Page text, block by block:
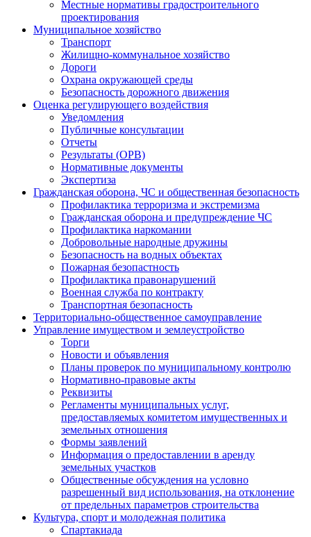
Местные нормативы градостроительного
проектирования
Муниципальное хозяйство
Транспорт
Жилищно-коммунальное хозяйство
Дороги
Охрана окружающей среды
Безопасность дорожного движения
Оценка регулирующего воздействия
Уведомления
Публичные консультации
Отчеты
Результаты (ОРВ)
Нормативные документы
Экспертиза
Гражданская оборона, ЧС и общественная безопасность
Профилактика терроризма и экстремизма
Гражданская оборона и предупреждение ЧС
Профилактика наркомании
Добровольные народные дружины
Безопасность на водных объектах
Пожарная безопастность
Профилактика правонарушений
Военная служба по контракту
Транспортная безопасность
Территориально-общественное самоуправление
Управление имуществом и землеустройство
Торги
Новости и объявления
Планы проверок по муниципальному контролю
Нормативно-правовые акты
Реквизиты
Регламенты муниципальных услуг,
предоставляемых комитетом имущественных и
земельных отношения
Формы заявлений
Информация о предоставлении в аренду
земельных участков
Общественные обсуждения на условно
разрешенный вид использования, на отклонение
от предельных параметров строительства
Культура, спорт и молодежная политика
Спартакиада